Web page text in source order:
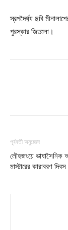
স্বল্পদৈর্ঘ্য ছবি
পুরস্কার জিতলো।
পূর্ববর্তী অনুচ্ছেদ
লৌহজংয়ে ভাষাসৈনিক
মাস্টারের কারাবরণ